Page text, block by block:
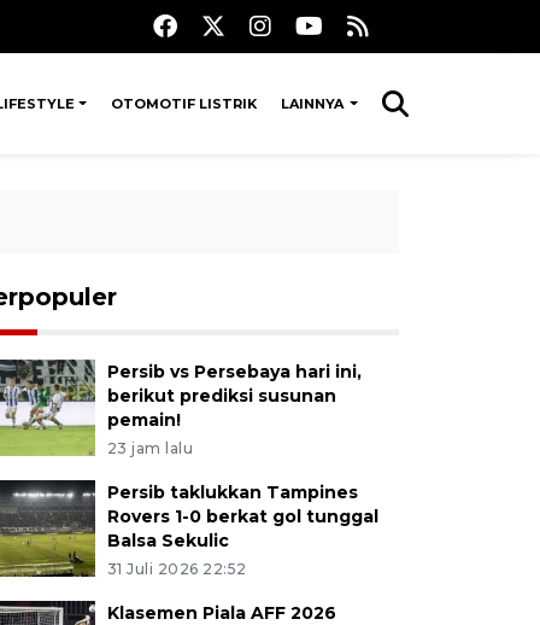
OTOMOTIF LISTRIK LAINNYA
Persib vs Persebaya hari ini,
berikut prediksi susunan
pemain!
23 jam lalu
Persib taklukkan Tampines
Rovers 1-0 berkat gol tunggal
Balsa Sekulic
31 Juli 2026 22:52
Klasemen Piala AFF 2026